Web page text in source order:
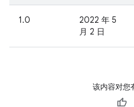
1.0
2022 年 5
月 2 日
该内容对您